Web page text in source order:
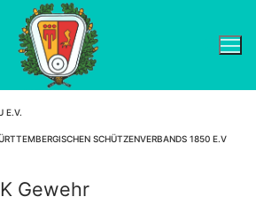
E.V.
SCHÜTZENVERBANDS 1850 E.V
Gewehr